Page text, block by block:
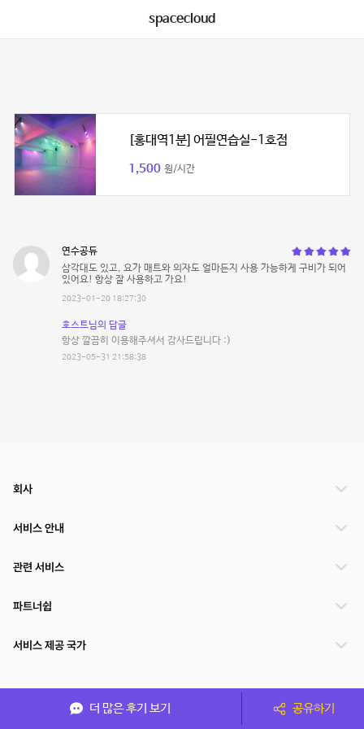
spacecloud
[홍대역1분] 어필연습실-1호점
1,500 원/시간
연수공듀
삼각대도 있고, 요가 매트와 의자도 얼마든지 사용 가능하게 구비가 되어
있어요! 항상 잘 사용하고 가요!
2023-01-20 18:27:30
호스트님의 답글
항상 깔끔히 이용해주셔서 감사드립니다 :)
2023-05-31 21:58:38
더 많은 후기 보기 공유하기
회사
서비스 안내
관련 서비스
파트너쉽
서비스 제공 국가
(주)NSPACE 사업자정보